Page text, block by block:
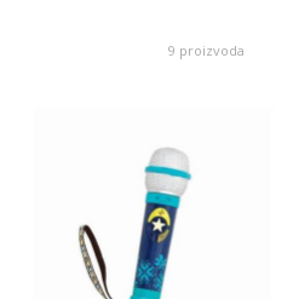
9 proizvoda